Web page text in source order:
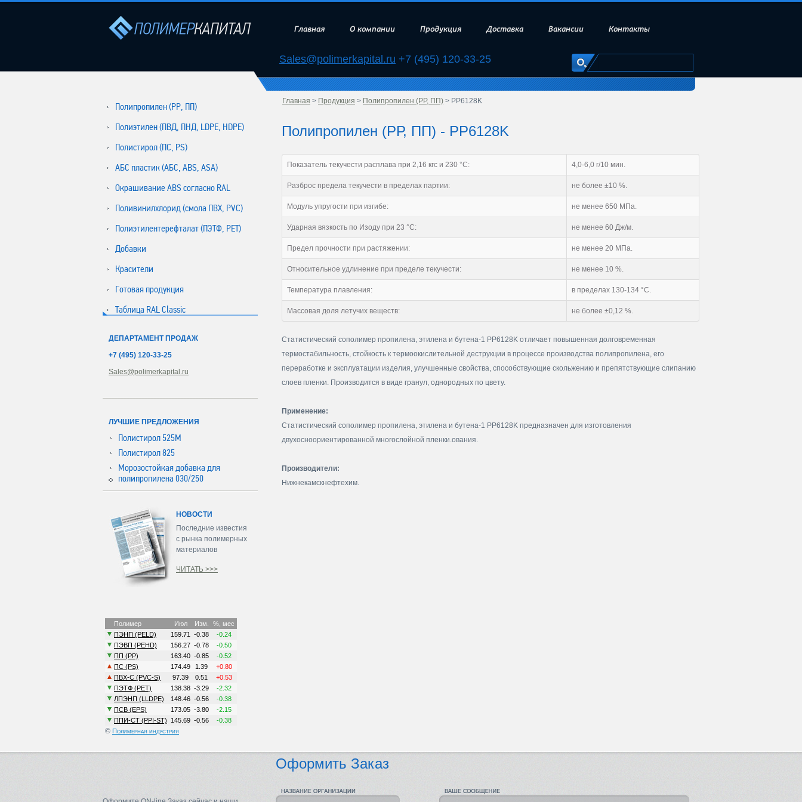
+7 (495) 120-33-25
Sales@polimerkapital.ru
Главная О компании Продукция Доставка Вакансии Контакты
Полипропилен (РР, ПП)
Полиэтилен (ПВД, ПНД, LDPE, HDPE)
Полистирол (ПС, PS)
АБС пластик (АБС, ABS, ASA)
Окрашивание ABS согласно RAL
Поливинилхлорид (смола ПВХ, PVC)
Полиэтилентерефталат (ПЭТФ, PET)
Добавки
Красители
Готовая продукция
Таблица RAL Classic
ДЕПАРТАМЕНТ ПРОДАЖ
+7 (495) 120-33-25
Sales@polimerkapital.ru
ЛУЧШИЕ ПРЕДЛОЖЕНИЯ
Полистирол 525М
Полистирол 825
Морозостойкая добавка для
полипропилена 030/250
НОВОСТИ
Последние известия
с рынка полимерных
материалов
ЧИТАТЬ >>>
© Полимерная индустрия
Главная > Продукция > Полипропилен (РР, ПП) > PP6128K
Полипропилен (РР, ПП) - PP6128K
Показатель текучести расплава при 2,16 кгс и 230 °С: 4,0-6,0 г/10 мин.
Разброс предела текучести в пределах партии: не более ±10 %.
Модуль упругости при изгибе: не менее 650 МПа.
Ударная вязкость по Изоду при 23 °С: не менее 60 Дж/м.
Предел прочности при растяжении: не менее 20 МПа.
Относительное удлинение при пределе текучести: не менее 10 %.
Температура плавления: в пределах 130-134 °С.
Массовая доля летучих веществ: не более ±0,12 %.
Статистический сополимер пропилена, этилена и бутена-1 PP6128K отличает повышенная долговременная
термостабильность, стойкость к термоокислительной деструкции в процессе производства полипропилена, его
переработке и эксплуатации изделия, улучшенные свойства, способствующие скольжению и препятствующие слипанию
слоев пленки. Производится в виде гранул, однородных по цвету.
Применение:
Статистический сополимер пропилена, этилена и бутена-1 PP6128K предназначен для изготовления
двухосноориентированной многослойной пленки.ования.
Производители:
Нижнекамскнефтехим.
Оформить Заказ